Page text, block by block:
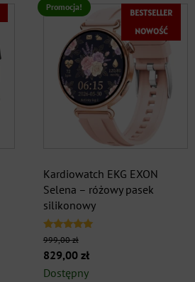
Promocja!
Kardiowatch EKG EXON
Selena – różowy pasek
silikonowy
Oceniono
5.00
na 5
BESTSELLER
NOWOŚĆ
999,00zł
Pierwotna
cena
829,00 złAktualna
cena
Dostępny